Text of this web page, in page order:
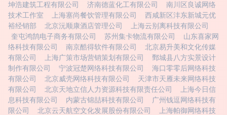
坤浩建筑工程有限公司
济南德蓝化工有限公司
南川区良诚网络
技术工作室
上海塞尚餐饮管理有限公司
西咸新区沣东新城元优
裕经销部
北京沅顺康酒店管理公司
上海云别离科技有限公司
奎屯鸿鹄电子商务有限公司
苏州集卡物流有限公司
山东喜家网
络科技有限公司
南京酷得软件有限公司
北京易升美和文化传媒
有限公司
上海广策市场营销策划有限公司
鄄城县八方实景设计
制作有限公司
宁波冠楚网络科技有限公司
海口零零后网络科技
有限公司
北京威壳网络科技有限公司
天津市天雁未来网络科技
有限公司
北京天地立信人力资源科技有限责任公司
上海今日信
息科技有限公司
内蒙古锦喆科技有限公司
广州钱逗网络科技有
限公司
北京云天航空文化发展股份有限公司
上海帕御网络科技